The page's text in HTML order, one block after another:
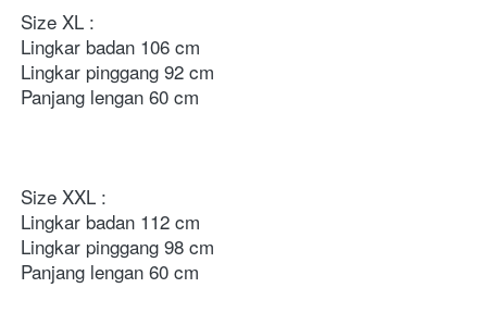
Size XL :
Lingkar badan 106 cm
Lingkar pinggang 92 cm
Panjang lengan 60 cm
Size XXL :
Lingkar badan 112 cm
Lingkar pinggang 98 cm
Panjang lengan 60 cm